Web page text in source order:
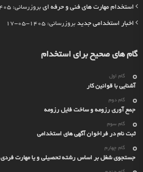
استخدام مهارت های فنی و حرفه ای بروزرسانی: 1405-05-17
اخبار استخدامی جدید بروزرسانی: 1405-05-17
گام های صحیح برای استخدام
گام اول
آشنایی با قوانین کار
گام دوم
جمع آوری رزومه و ساخت فایل رزومه
گام سوم
ثبت نام در فراخوان آگهی های استخدامی
گام چهارم
جستجوی شغل بر اساس رشته تحصیلی و یا مهارت فردی